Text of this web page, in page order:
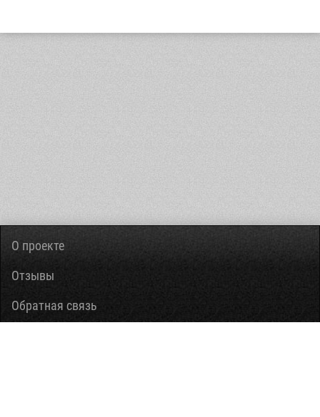
О проекте
Отзывы
Обратная связь